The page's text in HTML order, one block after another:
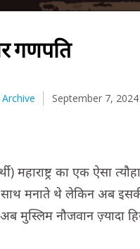
गणपति
September 7, 2024
महाराष्ट्र का एक ऐसा
मनाते थे लेकिन अब इसकी
मुस्लिम नौजवान ज़्यादा